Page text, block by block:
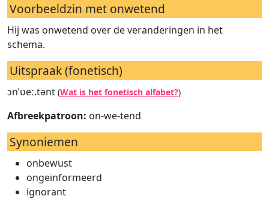
Voorbeeldzin met onwetend
Hij was onwetend over de veranderingen in het
schema.
Uitspraak (fonetisch)
ɔnˈʋeː.tənt (Wat is het fonetisch alfabet?)
Afbreekpatroon: on-we-tend
Synoniemen
onbewust
ongeïnformeerd
ignorant